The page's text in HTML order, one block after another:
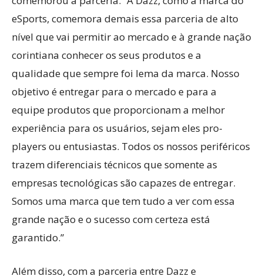
eSports, comemora demais essa parceria de alto
nível que vai permitir ao mercado e à grande nação
corintiana conhecer os seus produtos e a
qualidade que sempre foi lema da marca. Nosso
objetivo é entregar para o mercado e para a
equipe produtos que proporcionam a melhor
experiência para os usuários, sejam eles pro-
players ou entusiastas. Todos os nossos periféricos
trazem diferenciais técnicos que somente as
empresas tecnológicas são capazes de entregar.
Somos uma marca que tem tudo a ver com essa
grande nação e o sucesso com certeza está
garantido.”
Além disso, com a parceria entre Dazz e